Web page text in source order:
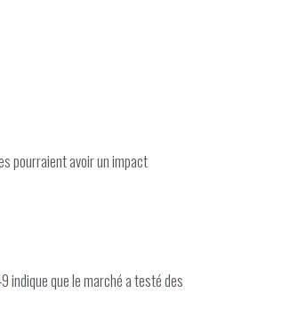
pourraient avoir un impact
indique que le marché a testé des